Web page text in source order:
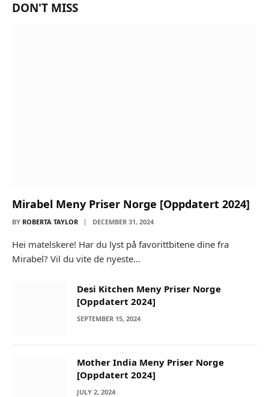
DON'T MISS
Mirabel Meny Priser Norge [Oppdatert 2024]
BY ROBERTA TAYLOR DECEMBER 31, 2024
Hei matelskere! Har du lyst på favorittbitene dine fra
Mirabel? Vil du vite de nyeste…
Desi Kitchen Meny Priser Norge
[Oppdatert 2024]
SEPTEMBER 15, 2024
Mother India Meny Priser Norge
[Oppdatert 2024]
JULY 2, 2024